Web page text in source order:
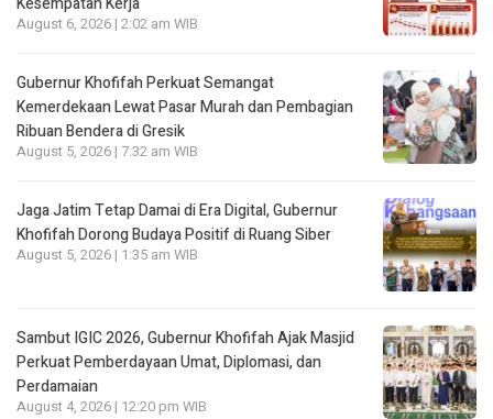
August 6, 2026 | 2:02 am WIB
Gubernur Khofifah Perkuat Semangat
Kemerdekaan Lewat Pasar Murah dan Pembagian
Ribuan Bendera di Gresik
August 5, 2026 | 7:32 am WIB
Jaga Jatim Tetap Damai di Era Digital, Gubernur
Khofifah Dorong Budaya Positif di Ruang Siber
August 5, 2026 | 1:35 am WIB
Sambut IGIC 2026, Gubernur Khofifah Ajak Masjid
Perkuat Pemberdayaan Umat, Diplomasi, dan
Perdamaian
August 4, 2026 | 12:20 pm WIB